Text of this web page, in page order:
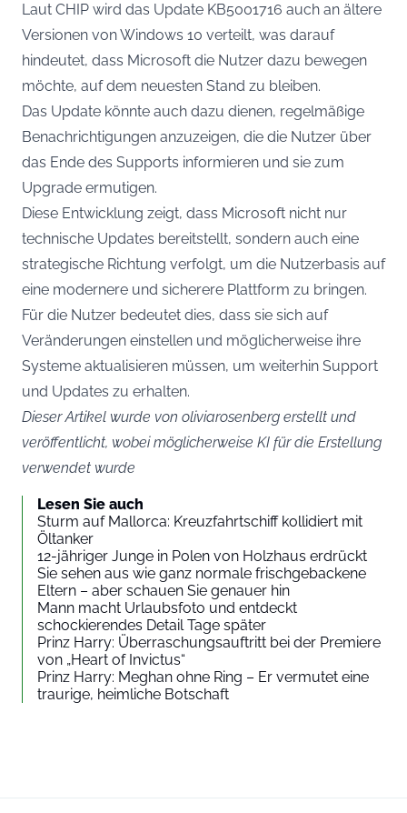
Laut CHIP wird das Update KB5001716 auch an ältere
Versionen von Windows 10 verteilt, was darauf
hindeutet, dass Microsoft die Nutzer dazu bewegen
möchte, auf dem neuesten Stand zu bleiben.
Das Update könnte auch dazu dienen, regelmäßige
Benachrichtigungen anzuzeigen, die die Nutzer über
das Ende des Supports informieren und sie zum
Upgrade ermutigen.
Diese Entwicklung zeigt, dass Microsoft nicht nur
technische Updates bereitstellt, sondern auch eine
strategische Richtung verfolgt, um die Nutzerbasis auf
eine modernere und sicherere Plattform zu bringen.
Für die Nutzer bedeutet dies, dass sie sich auf
Veränderungen einstellen und möglicherweise ihre
Systeme aktualisieren müssen, um weiterhin Support
und Updates zu erhalten.
Dieser Artikel wurde von oliviarosenberg erstellt und
veröffentlicht, wobei möglicherweise KI für die Erstellung
verwendet wurde
Lesen Sie auch
Sturm auf Mallorca: Kreuzfahrtschiff kollidiert mit
Öltanker
12-jähriger Junge in Polen von Holzhaus erdrückt
Sie sehen aus wie ganz normale frischgebackene
Eltern – aber schauen Sie genauer hin
Mann macht Urlaubsfoto und entdeckt
schockierendes Detail Tage später
Prinz Harry: Überraschungsauftritt bei der Premiere
von „Heart of Invictus“
Prinz Harry: Meghan ohne Ring – Er vermutet eine
traurige, heimliche Botschaft